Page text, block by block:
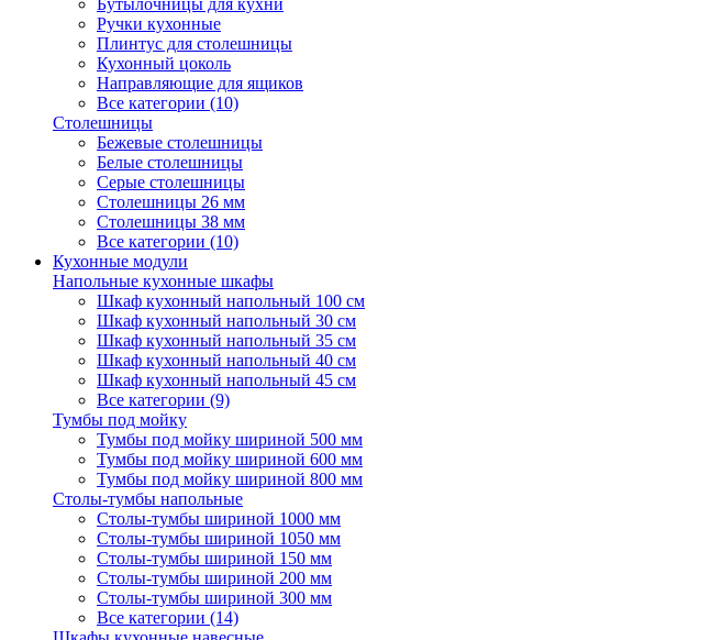
Бутылочницы для кухни
Ручки кухонные
Плинтус для столешницы
Кухонный цоколь
Направляющие для ящиков
Все категории (10)
Столешницы
Бежевые столешницы
Белые столешницы
Серые столешницы
Столешницы 26 мм
Столешницы 38 мм
Все категории (10)
Кухонные модули
Напольные кухонные шкафы
Шкаф кухонный напольный 100 см
Шкаф кухонный напольный 30 см
Шкаф кухонный напольный 35 см
Шкаф кухонный напольный 40 см
Шкаф кухонный напольный 45 см
Все категории (9)
Тумбы под мойку
Тумбы под мойку шириной 500 мм
Тумбы под мойку шириной 600 мм
Тумбы под мойку шириной 800 мм
Столы-тумбы напольные
Столы-тумбы шириной 1000 мм
Столы-тумбы шириной 1050 мм
Столы-тумбы шириной 150 мм
Столы-тумбы шириной 200 мм
Столы-тумбы шириной 300 мм
Все категории (14)